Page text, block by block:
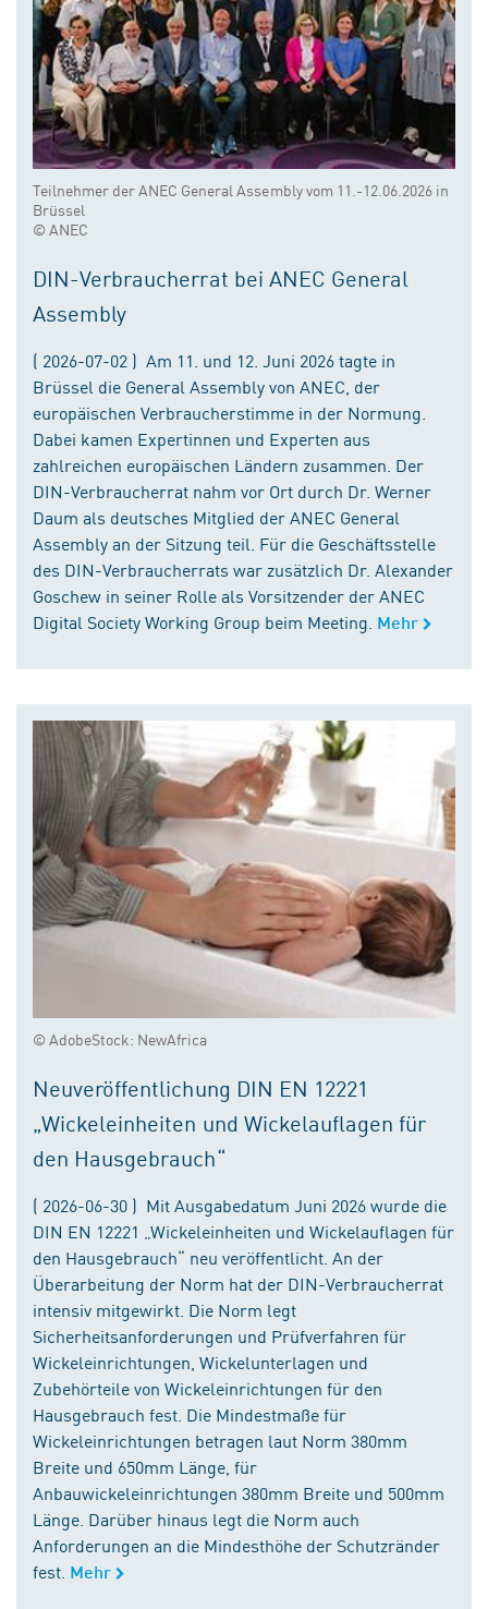
Teilnehmer der ANEC General Assembly vom 11.-12.06.2026 in
Brüssel
© ANEC
DIN-Verbraucherrat bei ANEC General
Assembly
( 2026-07-02 ) Am 11. und 12. Juni 2026 tagte in
Brüssel die General Assembly von ANEC, der
europäischen Verbraucherstimme in der Normung.
Dabei kamen Expertinnen und Experten aus
zahlreichen europäischen Ländern zusammen. Der
DIN-Verbraucherrat nahm vor Ort durch Dr. Werner
Daum als deutsches Mitglied der ANEC General
Assembly an der Sitzung teil. Für die Geschäftsstelle
des DIN-Verbraucherrats war zusätzlich Dr. Alexander
Goschew in seiner Rolle als Vorsitzender der ANEC
Digital Society Working Group beim Meeting. Mehr
© AdobeStock: NewAfrica
Neuveröffentlichung DIN EN 12221
„Wickeleinheiten und Wickelauflagen für
den Hausgebrauch“
( 2026-06-30 ) Mit Ausgabedatum Juni 2026 wurde die
DIN EN 12221 „Wickeleinheiten und Wickelauflagen für
den Hausgebrauch“ neu veröffentlicht. An der
Überarbeitung der Norm hat der DIN-Verbraucherrat
intensiv mitgewirkt. Die Norm legt
Sicherheitsanforderungen und Prüfverfahren für
Wickeleinrichtungen, Wickelunterlagen und
Zubehörteile von Wickeleinrichtungen für den
Hausgebrauch fest. Die Mindestmaße für
Wickeleinrichtungen betragen laut Norm 380mm
Breite und 650mm Länge, für
Anbauwickeleinrichtungen 380mm Breite und 500mm
Länge. Darüber hinaus legt die Norm auch
Anforderungen an die Mindesthöhe der Schutzränder
fest. Mehr